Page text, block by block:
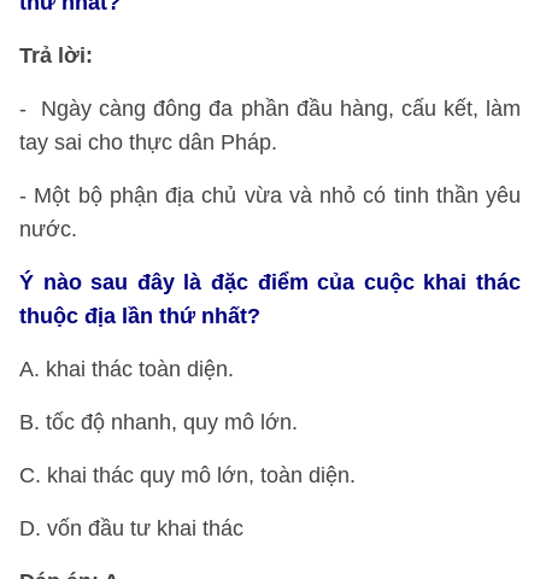
Trả lời:
- Ngày càng đông đa phần đầu hàng, cấu kết, làm
tay sai cho thực dân Pháp.
- Một bộ phận địa chủ vừa và nhỏ có tinh thần yêu
nước.
Ý nào sau đây là đặc điểm của cuộc khai thác
thuộc địa lần thứ nhất?
A. khai thác toàn diện.
B. tốc độ nhanh, quy mô lớn.
C. khai thác quy mô lớn, toàn diện.
D. vốn đầu tư khai thác